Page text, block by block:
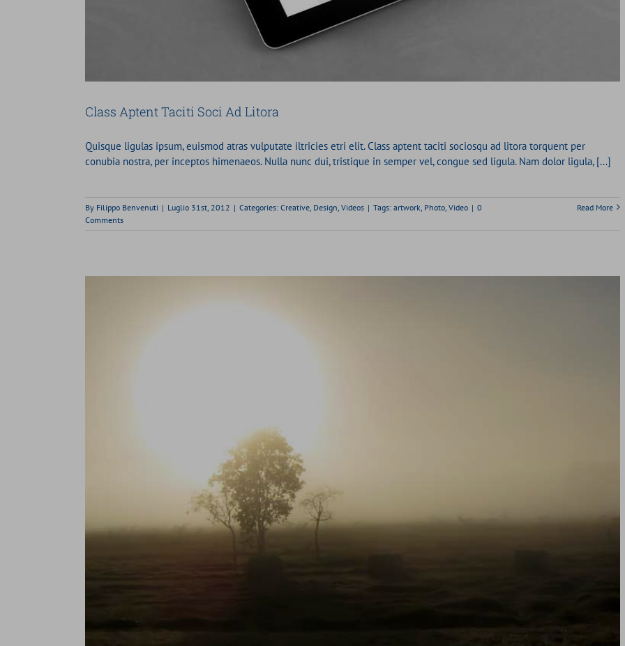
Class Aptent Taciti Soci Ad Litora
Quisque ligulas ipsum, euismod atras vulputate iltricies etri elit. Class aptent taciti sociosqu ad litora torquent per
conubia nostra, per inceptos himenaeos. Nulla nunc dui, tristique in semper vel, congue sed ligula. Nam dolor ligula, [...]
By Filippo Benvenuti | Luglio 31st, 2012 | Categories: Creative Design Videos | Tags: artwork Photo Video | 0
Comments
Read More